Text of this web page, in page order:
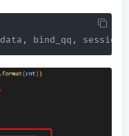
data , bind_qq , session